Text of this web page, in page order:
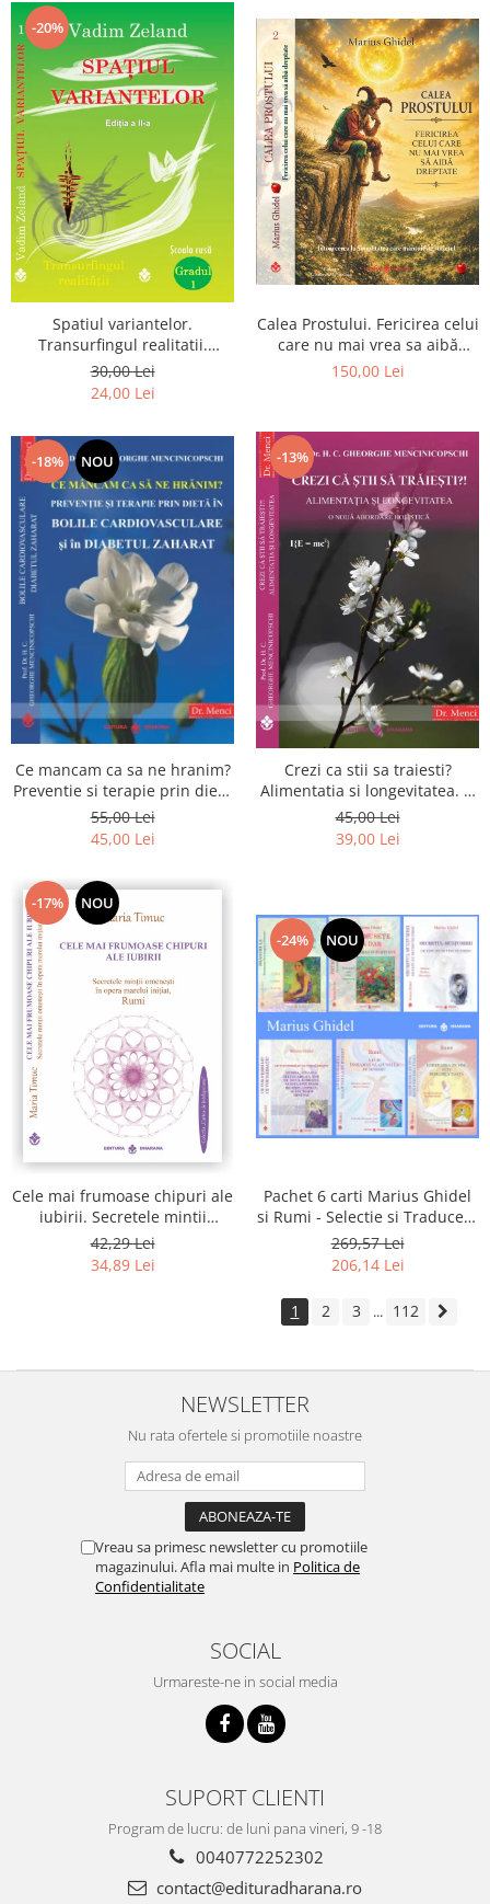
-20%
Spatiul variantelor.
Transurfingul realitatii.
Gradul 1. Cum sa ne
dezvoltam intuitia si sa ne
alegem soarta
30,00 Lei
24,00 Lei
Calea Prostului. Fericirea celui
care nu mai vrea sa aibă
dreptate - Intoarcerea la
150,00 Lei
-18% NOU
Ce mancam ca sa ne hranim?
Preventie si terapie prin dieta
in bolile cardiovasculare si in
diabetul zaharat
55,00 Lei
45,00 Lei
-13%
Crezi ca stii sa traiesti?
Alimentatia si longevitatea. O
noua abordare holistica
45,00 Lei
39,00 Lei
-17% NOU
Cele mai frumoase chipuri ale
iubirii. Secretele mintii
omenesti in opera marelui
initiat, Rumi
42,29 Lei
34,89 Lei
-24% NOU
Pachet 6 carti Marius Ghidel
si Rumi - Selectie si Traducere
de Marius Ghidel
269,57 Lei
206,14 Lei
1 2 3 ... 112
NEWSLETTER
Nu rata ofertele si promotiile noastre
Vreau sa primesc newsletter cu promotiile
magazinului. Afla mai multe in Politica de
Confidentialitate
SOCIAL
Urmareste-ne in social media
SUPORT CLIENTI
Program de lucru: de luni pana vineri, 9 -18
0040772252302
contact@edituradharana.ro